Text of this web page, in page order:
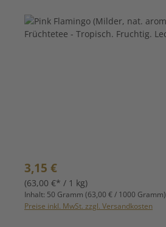
Bildergalerie überspringen
Regulärer Preis:
3,15 €
(63,00 €* / 1 kg)
Inhalt: 50 Gramm (63,00 € / 1000 Gramm)
Preise inkl. MwSt. zzgl. Versandkosten